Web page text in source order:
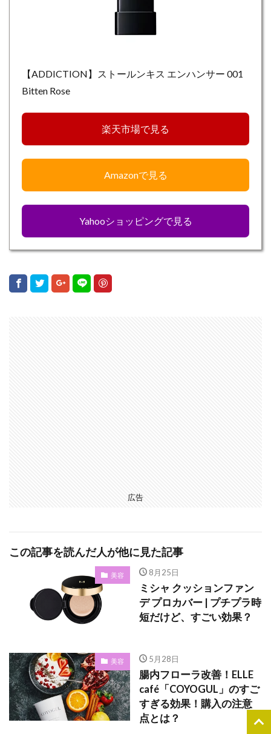
【ADDICTION】ストールンキス エンハンサー 001
Bitten Rose
楽天市場で見る
Amazonで見る
Yahooショッピングで見る
広告
この記事を読んだ人が他に見た記事
美容 8月25日
ミシャ クッションファン
デ プロカバー | プチプラ時
短だけど、すごい効果？
美容 5月28日
腸内フローラ改善！ELLE
café「COYOGUL」のすご
すぎる効果！購入の注意
点とは？